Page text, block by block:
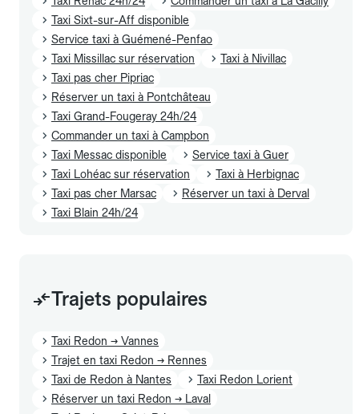
Taxi Sixt-sur-Aff disponible
Service taxi à Guémené-Penfao
Taxi Missillac sur réservation
Taxi à Nivillac
Taxi pas cher Pipriac
Réserver un taxi à Pontchâteau
Taxi Grand-Fougeray 24h/24
Commander un taxi à Campbon
Taxi Messac disponible
Service taxi à Guer
Taxi Lohéac sur réservation
Taxi à Herbignac
Taxi pas cher Marsac
Réserver un taxi à Derval
Taxi Blain 24h/24
Trajets populaires
Taxi Redon → Vannes
Trajet en taxi Redon → Rennes
Taxi de Redon à Nantes
Taxi Redon Lorient
Réserver un taxi Redon → Laval